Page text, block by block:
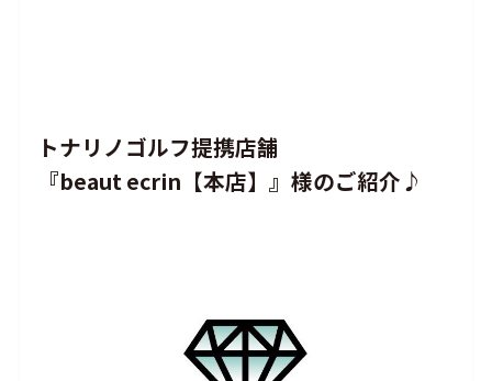
トナリノゴルフ提携店舗
『beaut ecrin【本店】』様のご紹介♪